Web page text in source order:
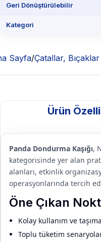
Geri Dönüştürülebilir
Kategori
Sayfa Çatallar,
Ürün
Panda Dondurma Kaşığı,
kategorisinde yer alan
alanları, etkinlik
operasyonlarında tercih
Öne Çıkan
Kolay kullanım ve
Toplu tüketim